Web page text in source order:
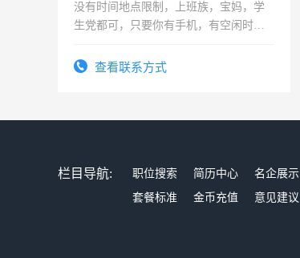
没有时间地点限制，上班族，宝妈，学
生党都可，只要你有手机，有空闲时
勤快的四五十，每天挣零花钱没问题！
查看联系方式
栏目导航: 职位搜索 简历中心 名企展示
套餐标准
金币充值 意见建议